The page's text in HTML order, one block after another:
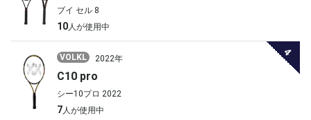
ブイ セル 8
10 人が使用中
VOLKL 2022年
C10 pro
シー10プロ 2022
7 人が使用中
4